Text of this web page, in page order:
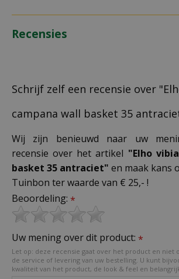
Recensies
Schrijf zelf een recensie over
campana wall basket 35
Wij zijn benieuwd naar uw
recensie over het artikel "Elho
basket 35 antraciet" en maak kans
Tuinbon ter waarde van € 25,- !
Beoordeling: *
Uw mening over dit product: *
Let op: deze recensie gaat over het product en niet
de service of levering van uw bestelling. U kunt
kwaliteit van het product, de look & feel en